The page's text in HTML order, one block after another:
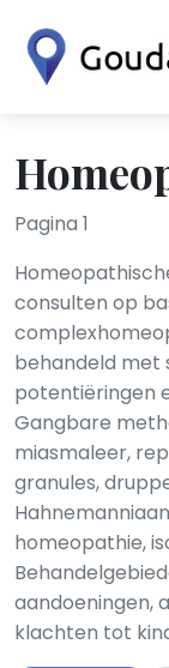
Pagina 1
consulten op
behandeld met
potentiëringen
Gangbare
miasmaleer,
granules,
homeopathie,
aandoeningen,
klachten tot